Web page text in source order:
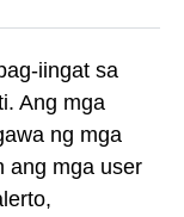
iingat sa
Ang mga
ng mga
ang mga user